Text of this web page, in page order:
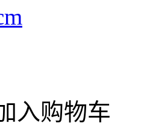
入购物车